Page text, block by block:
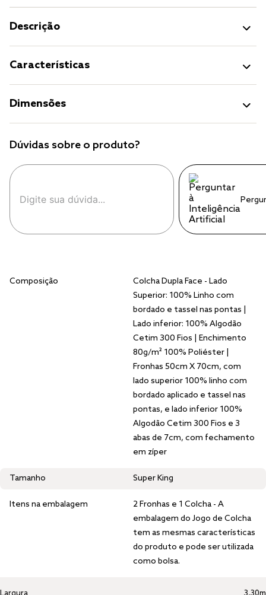
Descrição
Características
Dimensões
Dúvidas sobre o produto?
Composição
Colcha Dupla Face - Lado
Superior: 100% Linho com
bordado e tassel nas pontas |
Lado inferior: 100% Algodão
Cetim 300 Fios | Enchimento
80g/m² 100% Poliéster |
Fronhas 50cm X 70cm, com
lado superior 100% linho com
bordado aplicado e tassel nas
pontas, e lado inferior 100%
Algodão Cetim 300 Fios e 3
abas de 7cm, com fechamento
em zíper
Tamanho Super King
Itens na embalagem
2 Fronhas e 1 Colcha - A
embalagem do Jogo de Colcha
tem as mesmas características
do produto e pode ser utilizada
como bolsa.